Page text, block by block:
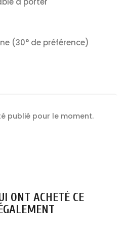
(30° de préférence)
publié pour le moment.
ONT ACHETÉ CE